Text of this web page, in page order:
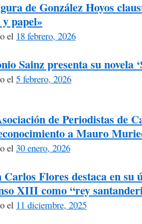
de González Hoyos
papel»
el 18 febrero, 2026
Sainz presenta su novela
el 5 febrero, 2026
de Periodistas de
a Mauro
el 30 enero, 2026
Carlos Flores destaca en
XIII como “rey
el 11 diciembre, 2025